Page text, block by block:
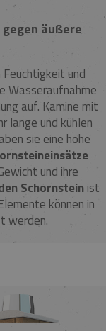
äußere
Feuchtigkeit und
Wasseraufnahme
auf. Kamine mit
lange und kühlen
sie eine hohe
und ihre
Schornstein ist
können in
werden.